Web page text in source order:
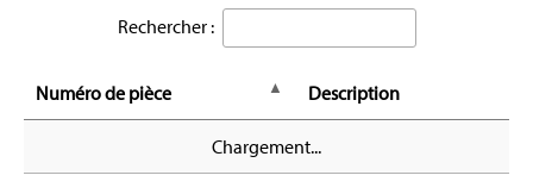
Rechercher :
Numéro de pièce Description
Chargement...